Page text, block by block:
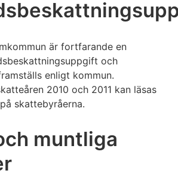
är fortfarande en
och
enligt kommun.
2010 och 2011 kan läsas
skattebyråerna.
muntliga